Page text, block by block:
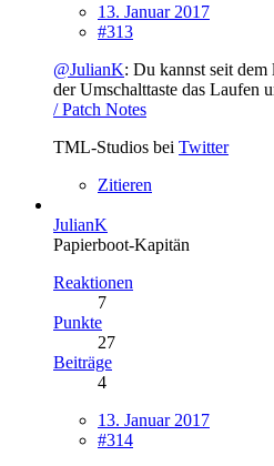
13. Januar 2017
#313
@JulianK: Du kannst seit
der Umschalttaste das Laufen
/ Patch Notes
TML-Studios bei Twitter
Zitieren
JulianK
Papierboot-Kapitän
Reaktionen
7
Punkte
27
Beiträge
4
13. Januar 2017
#314